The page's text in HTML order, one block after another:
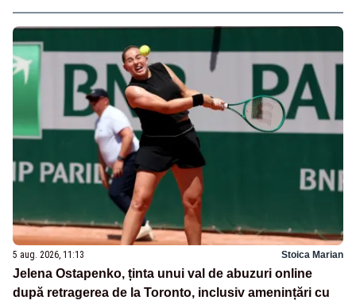
5 aug. 2026, 11:13 Stoica Marian
Jelena Ostapenko, ținta unui val de abuzuri online
după retragerea de la Toronto, inclusiv amenințări cu